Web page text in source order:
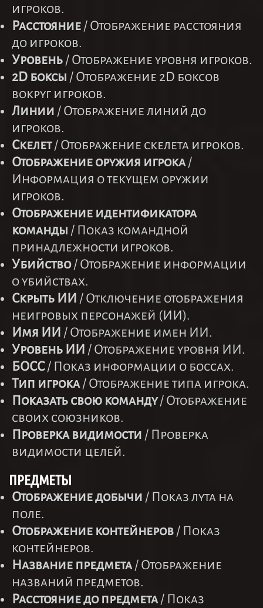
игроков.
Расстояние / Отображение расстояния
до игроков.
Уровень / Отображение уровня игроков.
2D боксы / Отображение 2D боксов
вокруг игроков.
Линии / Отображение линий до
игроков.
Скелет/ Отображение скелета игроков.
Отображение оружия игрока/
Информация о текущем оружии
игроков.
Отображение идентификатора
команды / Показ командной
принадлежности игроков.
Убийство/ Отображение информации
о убийствах.
Скрыть ИИ / Отключение отображения
неигровых персонажей (ИИ).
Имя ИИ / Отображение имен ИИ.
Уровень ИИ / Отображение уровня ИИ.
БОСС/ Показ информации о боссах.
Тип игрока/ Отображение типа игрока.
Показать свою команду/ Отображение
своих союзников.
Проверка видимости / Проверка
видимости целей.
ПРЕДМЕТЫ
Отображение добычи / Показ лута на
поле.
Отображение контейнеров / Показ
контейнеров.
Название предмета/ Отображение
названий предметов.
Расстояние до предмета/ Показ